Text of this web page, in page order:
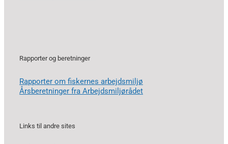
Rapporter og beretninger
Rapporter om fiskernes arbejdsmiljø
Årsberetninger fra Arbejdsmiljørådet
Links til andre sites